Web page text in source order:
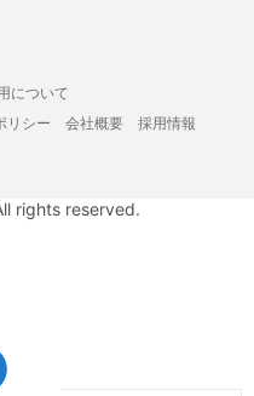
について
リシー 会社概要
採用情報
rights reserved.